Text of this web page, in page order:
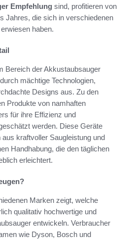
Empfehlung sind, profitieren von
Jahres, die sich in verschiedenen
haben.
Bereich der Akkustaubsauger
mächtige Technologien,
Designs aus. Zu den
Produkte von namhaften
für ihre Effizienz und
werden. Diese Geräte
aus kraftvoller Saugleistung und
Handhabung, die den täglichen
erleichtert.
Marken zeigt, welche
qualitativ hochwertige und
entwickeln. Verbraucher
wie Dyson, Bosch und